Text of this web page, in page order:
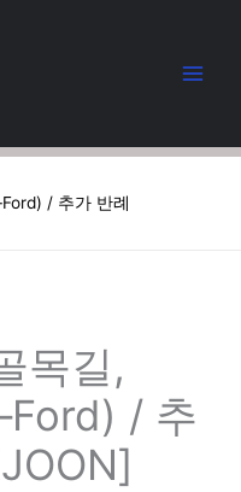
/ 추가 반례
목길,
/ 추